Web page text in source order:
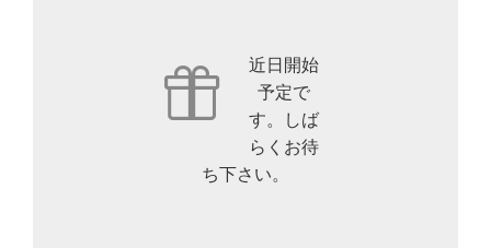
近日開始
予定で
す。しば
らくお待
ち下さい。